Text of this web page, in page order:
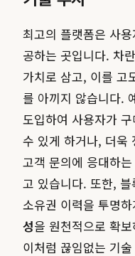
최고의 플랫폼은 사
공하는 곳입니다. 차
가치로 삼고, 이를 고
를 아끼지 않습니다.
도입하여 사용자가
수 있게 하거나, 더욱
고객 문의에 응대하
고 있습니다. 또한,
소유권 이력을 투명
성을 원천적으로 확
이처럼 끊임없는 기